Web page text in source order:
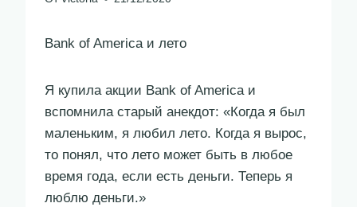
Bank of America и лето
Я купила акции Bank of America и
вспомнила старый анекдот: «Когда я был
маленьким, я любил лето. Когда я вырос,
то понял, что лето может быть в любое
время года, если есть деньги. Теперь я
люблю деньги.»